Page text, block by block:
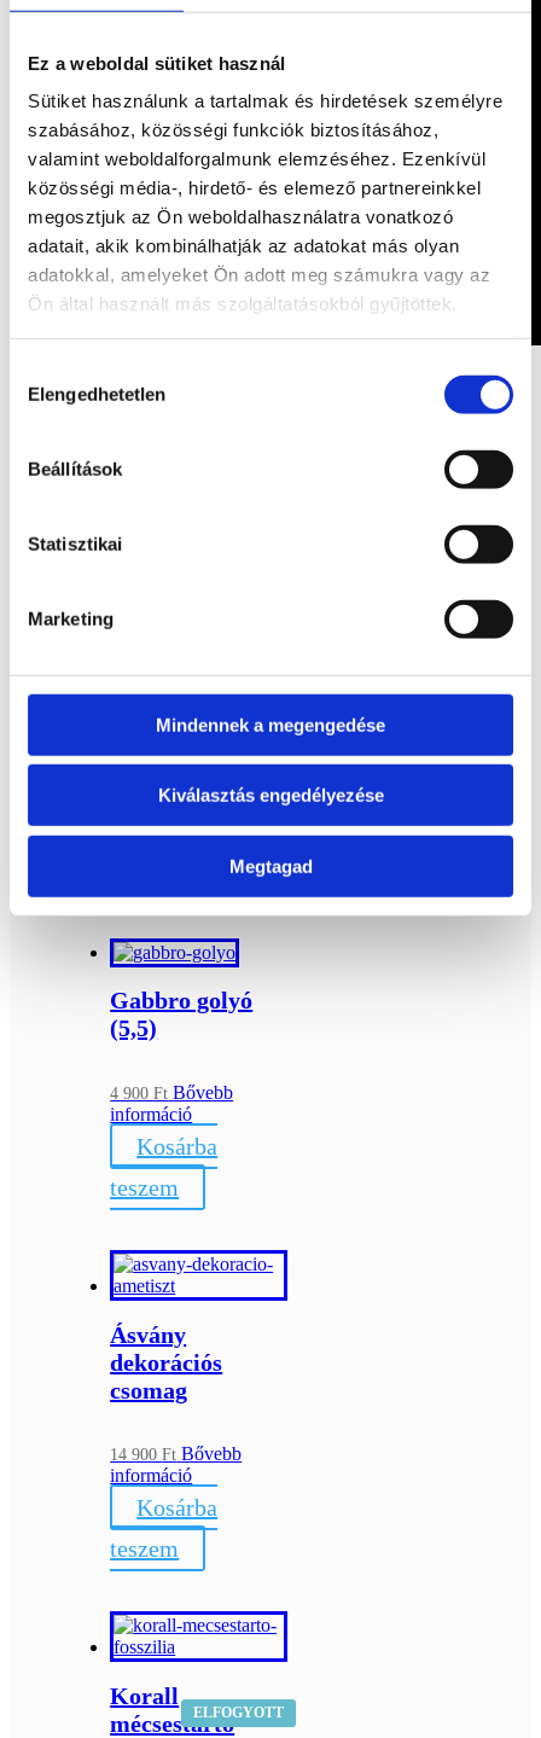
Ez a weboldal sütiket használ
Sütiket használunk a tartalmak és hirdetések személyre
szabásához, közösségi funkciók biztosításához,
valamint weboldalforgalmunk elemzéséhez. Ezenkívül
közösségi média-, hirdető- és elemező partnereinkkel
megosztjuk az Ön weboldalhasználatra vonatkozó
adatait, akik kombinálhatják az adatokat más olyan
adatokkal, amelyeket Ön adott meg számukra vagy az
Ön által használt más szolgáltatásokból gyűjtöttek.
kiválasztása
Elengedhetetlen
Beállítások
Statisztikai
Marketing
Mindennek a megengedése
Kiválasztás engedélyezése
Megtagad
Kapcsolódó termékek
Pirit golyó
Kosárba
teszem
Érdekelhetnek még…
Kapcsolódó termékek
Gabbro golyó
(5,5)
4 900Ft Bővebb
információ
Kosárba
teszem
Ásvány
dekorációs
csomag
14 900Ft Bővebb
információ
Kosárba
teszem
ELFOGYOTT
Korall
mécsestartó